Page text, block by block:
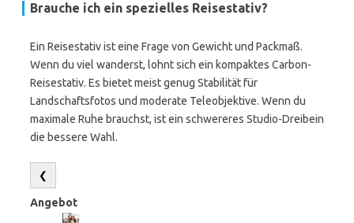
Brauche ich ein spezielles Reisestativ?
Ein Reisestativ ist eine Frage von Gewicht und Packmaß.
Wenn du viel wanderst, lohnt sich ein kompaktes Carbon-
Reisestativ. Es bietet meist genug Stabilität für
Landschaftsfotos und moderate Teleobjektive. Wenn du
maximale Ruhe brauchst, ist ein schwereres Studio-Dreibein
die bessere Wahl.
❮
Angebot